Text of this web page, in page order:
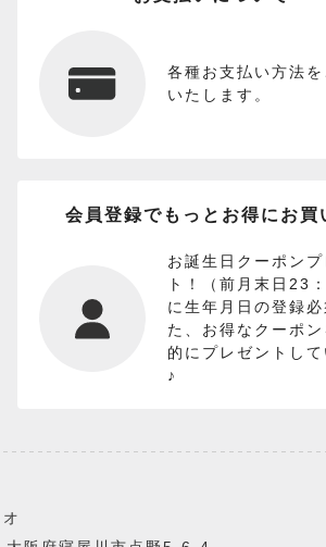
各種お支払い方法を
いたします。
会員登録でもっとお得にお買
お誕生日クーポンプ
ト！（前月末日23
に生年月日の登録必
た、お得なクーポン
的にプレゼントして
♪